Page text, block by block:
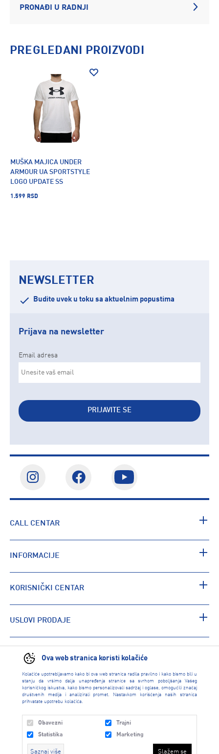
Ova web stranica koristi kolačiće
Kolačiće upotrebljavamo kako bi ova web stranica radila pravilno i kako bismo bili u
stanju da vršimo dalja unapređenja stranice sa svrhom poboljšanja Vašeg
korisničkog iskustva, kako bismo personalizovali sadržaj i oglase, omogućili značaj
društvenih medija i analizirali promet. Nastavkom korišćenja naših stranica
prihvatate upotrebu kolačića.
Obavezni
Trajni
Statistika
Marketing
Saznaj više Slažem se
PRONAĐI U RADNJI
PREGLEDANI PROIZVODI
MUŠKA MAJICA UNDER
ARMOUR UA SPORTSTYLE
LOGO UPDATE SS
1.599 RSD
NEWSLETTER
Budite uvek u toku sa aktuelnim popustima
Prijava na newsletter
Email adresa
PRIJAVITE SE
CALL CENTAR
INFORMACIJE
KORISNIČKI CENTAR
USLOVI PRODAJE
PRONAĐI RADNJU